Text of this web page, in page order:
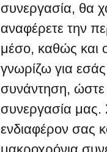
συνεργασία, θα
αναφέρετε την
μέσο, καθώς και
γνωρίζω για
συνάντηση, ώστε
συνεργασία μας.
ενδιαφέρον σας